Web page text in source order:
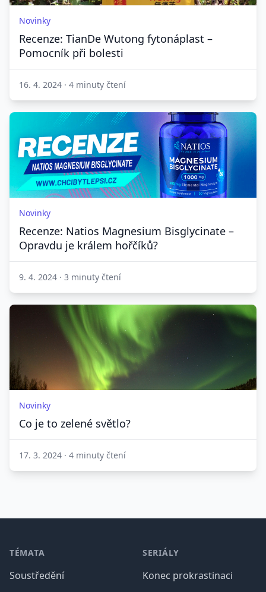
Novinky
Recenze: TianDe Wutong fytonáplast –
Pomocník při bolesti
16. 4. 2024 · 4 minuty čtení
Novinky
Recenze: Natios Magnesium Bisglycinate –
Opravdu je králem hořčíků?
9. 4. 2024 · 3 minuty čtení
Novinky
Co je to zelené světlo?
17. 3. 2024 · 4 minuty čtení
TÉMATA
Soustředění
SERIÁLY
Konec prokrastinaci